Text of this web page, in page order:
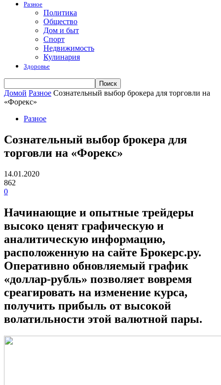
Разное
Политика
Общество
Дом и быт
Спорт
Недвижимость
Кулинария
Здоровье
Домой Разное Сознательный выбор брокера для торговли на
«Форекс»
Разное
Сознательный выбор брокера для
торговли на «Форекс»
14.01.2020
862
0
Начинающие и опытные трейдеры
высоко ценят графическую и
аналитическую информацию,
расположенную на сайте Брокерс.ру.
Оперативно обновляемый график
«доллар-рубль» позволяет вовремя
среагировать на изменение курса,
получить прибыль от высокой
волатильности этой валютной пары.